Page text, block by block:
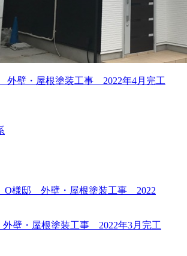
壁・屋根塗装工事 2022年4月完工
壁・屋根塗装工事 2022年3月完工